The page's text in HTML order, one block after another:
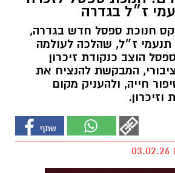
ז״ל בגדרה
חנוכת ספסל חדש בגדרה,
ז״ל, שהלכה לעולמה
הוצב כנקודת זיכרון
המבקשת להנציח את
חייה, ולהעניק מקום
וזיכרון.